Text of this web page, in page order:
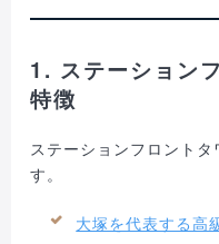
1. ステーション
特徴
ステーションフロント
す。
大塚を代表する高